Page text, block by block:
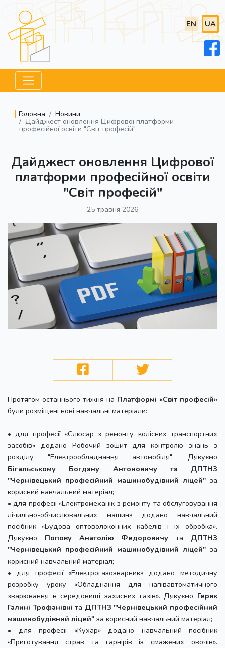
EN UA
Головна Новини
Дайджест оновлення Цифрової платформи
професійної освіти "Світ професій"
Дайджест оновлення Цифрової
платформи професійної освіти
"Світ професій"
25 травня 2026
Протягом останнього тижня на Платформі «Світ професій»
були розміщені нові навчальні матеріали:
• для професії «Слюсар з ремонту колісних транспортних
засобів» додано Робочий зошит для контролю знань з
розділу "Електрообладнання автомобіля". Дякуємо
Бігальському Богдану Антоновичу
та ДПТНЗ
"Чернівецький професійний машинобудівний ліцей" за
корисний навчальний матеріал;
• для професії «Електромеханік з ремонту та обслуговування
лічильно-обчислювальних машин» додано навчальний
посібник «Будова оптоволоконних кабелів і їх обробка».
Дякуємо Попову Анатолію Федоровичу та ДПТНЗ
"Чернівецький професійний машинобудівний ліцей" за
корисний навчальний матеріал;
• для професії «Електрогазозварник» додано методичну
розробку уроку «Обладнання для напівавтоматичного
зварювання в середовищі захисних газів». Дякуємо Геряк
Галині Трофанівні та ДПТНЗ "Чернівецький професійний
машинобудівний ліцей" за корисний навчальний матеріал;
• для професії «Кухар» додано навчальний посібник
«Приготування страв та гарнірів із смажених овочів».